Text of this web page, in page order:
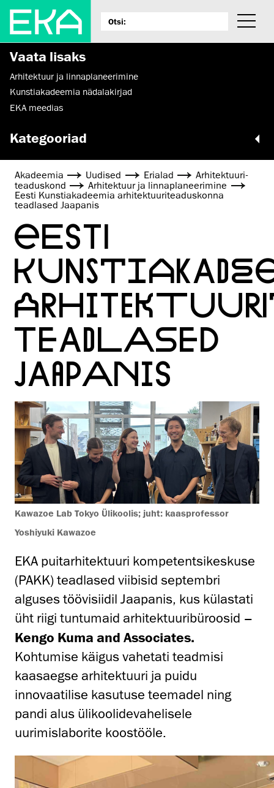
Vaata lisaks
Arhitektuur ja linnaplaneerimine
Kunstiakadeemia nädalakirjad
EKA meedias
Kategooriad
Akadeemia Uudised Erialad
Arhitektuuri­
teaduskond
Arhitektuur ja linnaplaneerimine
Eesti Kunstiakadeemia arhitektuuriteaduskonna
teadlased Jaapanis
EESTI
TEADLASED
JAAPANIS
Kawazoe Lab Tokyo Ülikoolis; juht: kaasprofessor
Yoshiyuki Kawazoe
EKA puitarhitektuuri kompetentsikeskuse
(PAKK) teadlased viibisid septembri
alguses töövisiidil Jaapanis, kus külastati
üht riigi tuntumaid arhitektuuribüroosid –
Kengo Kuma and Associates.
Kohtumise käigus vahetati teadmisi
kaasaegse arhitektuuri ja puidu
innovaatilise kasutuse teemadel ning
pandi alus ülikoolidevahelisele
uurimislaborite koostööle.